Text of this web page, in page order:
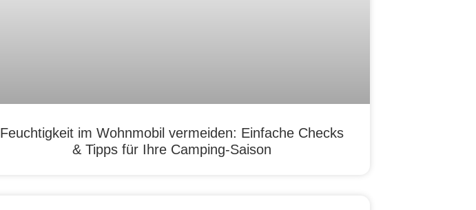
Feuchtigkeit im Wohnmobil vermeiden: Einfache Checks
& Tipps für Ihre Camping-Saison